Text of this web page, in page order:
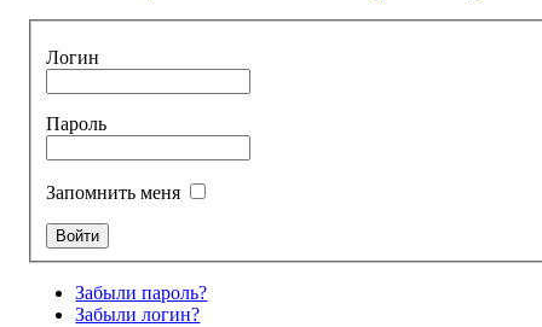
Логин
Пароль
Запомнить меня
Забыли пароль?
Забыли логин?